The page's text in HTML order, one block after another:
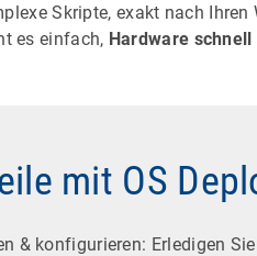
Skripte, exakt nach
es einfach, Hardware
mit OS
& konfigurieren: Erledigen Sie